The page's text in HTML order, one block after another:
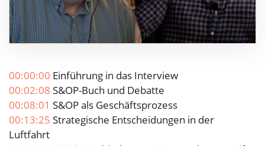
Video
00:00:00 Einführung in das Interview
00:02:08 S&OP-Buch und Debatte
00:08:01 S&OP als Geschäftsprozess
00:13:25 Strategische Entscheidungen in der
Luftfahrt